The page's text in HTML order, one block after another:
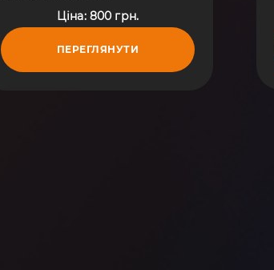
Ціна: 800 грн.
ПЕРЕГЛЯНУТИ